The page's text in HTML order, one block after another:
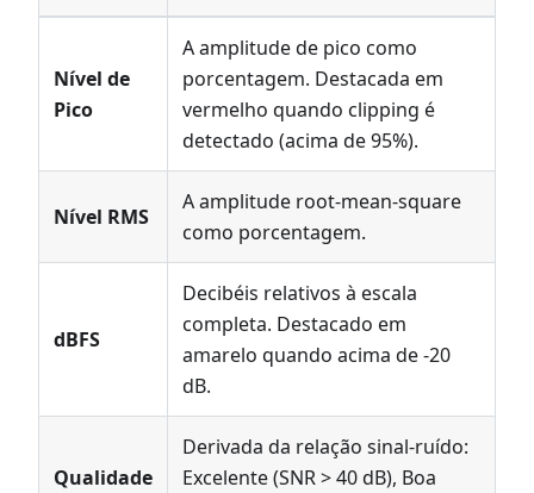
Nível de
Pico
A amplitude de pico como
porcentagem. Destacada em
vermelho quando clipping é
detectado (acima de 95%).
Nível RMS
A amplitude root-mean-square
como porcentagem.
dBFS
Decibéis relativos à escala
completa. Destacado em
amarelo quando acima de -20
dB.
Qualidade
Derivada da relação sinal-ruído:
Excelente (SNR > 40 dB), Boa